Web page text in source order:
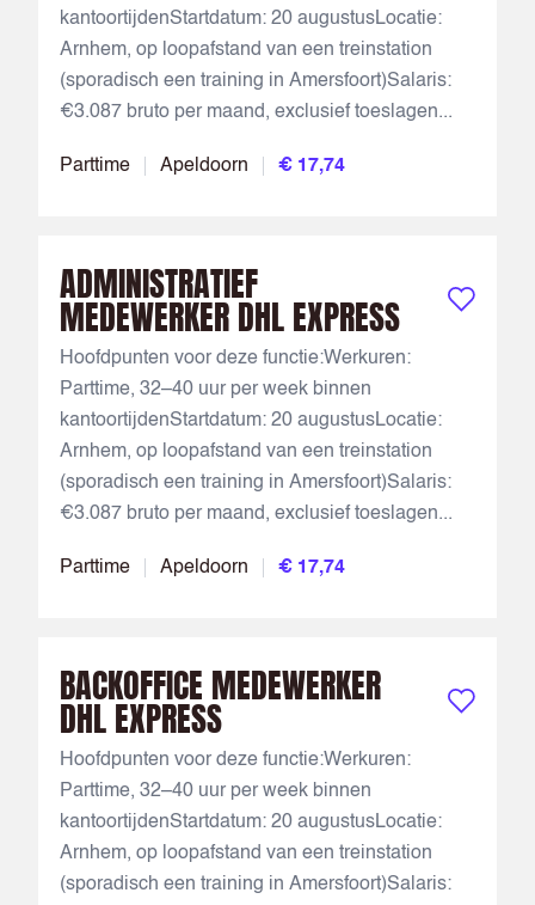
Parttime Apeldoorn € 17,74
kantoortijdenStartdatum: 20 augustusLocatie:
Arnhem, op loopafstand van een treinstation
(sporadisch een training in Amersfoort)Salaris:
€3.087 bruto per maand, exclusief toeslagen...
ADMINISTRATIEF
MEDEWERKER DHL EXPRESS Bewaar
Parttime Apeldoorn € 17,74
Hoofdpunten voor deze functie:Werkuren:
Parttime, 32–40 uur per week binnen
kantoortijdenStartdatum: 20 augustusLocatie:
Arnhem, op loopafstand van een treinstation
(sporadisch een training in Amersfoort)Salaris:
€3.087 bruto per maand, exclusief toeslagen...
BACKOFFICE MEDEWERKER
DHL EXPRESS Bewaar
Hoofdpunten voor deze functie:Werkuren:
Parttime, 32–40 uur per week binnen
kantoortijdenStartdatum: 20 augustusLocatie:
Arnhem, op loopafstand van een treinstation
(sporadisch een training in Amersfoort)Salaris: